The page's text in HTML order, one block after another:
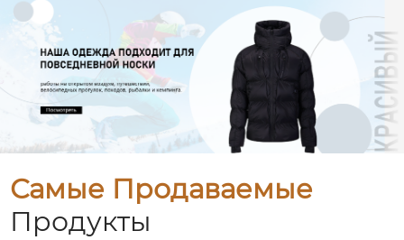
Самые Продаваемые
Продукты